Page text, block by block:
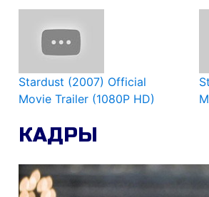
Stardust (2007) Official
Movie Trailer (1080P HD)
КАДРЫ